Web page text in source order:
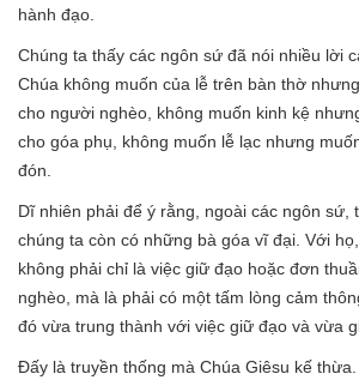
hành đạo.
Chúng ta thấy các ngôn sứ đã nói nhiều lời
Chúa không muốn của lễ trên bàn thờ
cho người nghèo, không muốn kinh kệ
cho góa phụ, không muốn lễ lạc nhưng
đón.
Dĩ nhiên phải để ý rằng, ngoài các ngôn sứ,
chúng ta còn có những bà góa vĩ đại. Với
không phải chỉ là việc giữ đạo hoặc đơn
nghèo, mà là phải có một tấm lòng cảm
đó vừa trung thành với việc giữ đạo và vừa
Đấy là truyền thống mà Chúa Giêsu kế